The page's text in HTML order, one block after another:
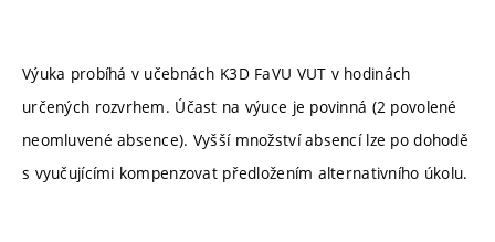
Výuka probíhá v učebnách K3D FaVU VUT v hodinách
určených rozvrhem. Účast na výuce je povinná (2 povolené
neomluvené absence). Vyšší množství absencí lze po dohodě
s vyučujícími kompenzovat předložením alternativního úkolu.